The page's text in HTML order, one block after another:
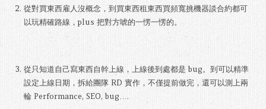
從對買東西雇人沒概念，到買東西租東西買頻寬挑機器談合約都可
以玩精確路線，plus 把對方唬的一愣一愣的。
從只知道自己寫東西自幹上線，上線後到處都是 bug。到可以精準
設定上線日期，拆給團隊 RD 實作，不僅提前做完，還可以測上兩
輪 Performance, SEO, bug….